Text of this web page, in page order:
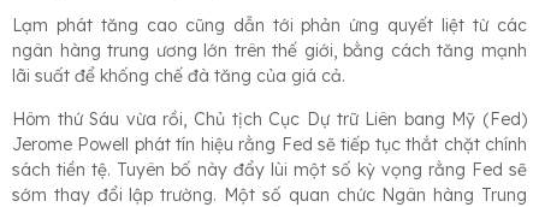
Lạm phát tăng cao cũng dẫn tới phản ứng quyết liệt từ các
ngân hàng trung ương lớn trên thế giới, bằng cách tăng mạnh
lãi suất để khống chế đà tăng của giá cả.
Hôm thứ Sáu vừa rồi, Chủ tịch Cục Dự trữ Liên bang Mỹ (Fed)
Jerome Powell phát tín hiệu rằng Fed sẽ tiếp tục thắt chặt chính
sách tiền tệ. Tuyên bố này đẩy lùi một số kỳ vọng rằng Fed sẽ
sớm thay đổi lập trường. Một số quan chức Ngân hàng Trung